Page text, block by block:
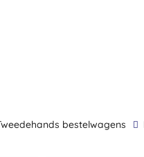
Tweedehands bestelwagens